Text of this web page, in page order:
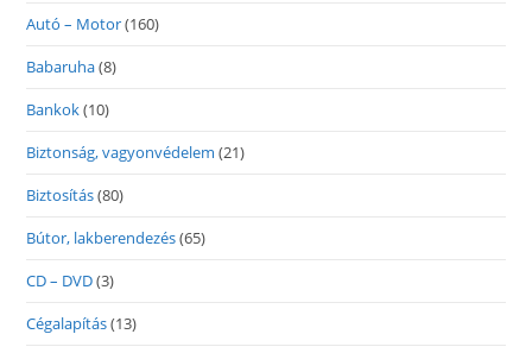
Autó – Motor(160)
Babaruha(8)
Bankok(10)
Biztonság, vagyonvédelem (21)
Biztosítás(80)
Bútor, lakberendezés(65)
CD – DVD(3)
Cégalapítás(13)